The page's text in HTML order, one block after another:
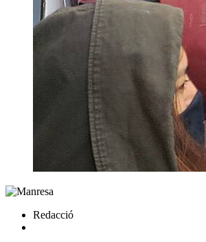
Redacció